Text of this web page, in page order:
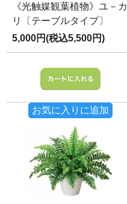
《光触媒観葉植物》ユ－カ
リ〔テーブルタイプ〕
5,000円(税込5,500円)
お気に入りに追加